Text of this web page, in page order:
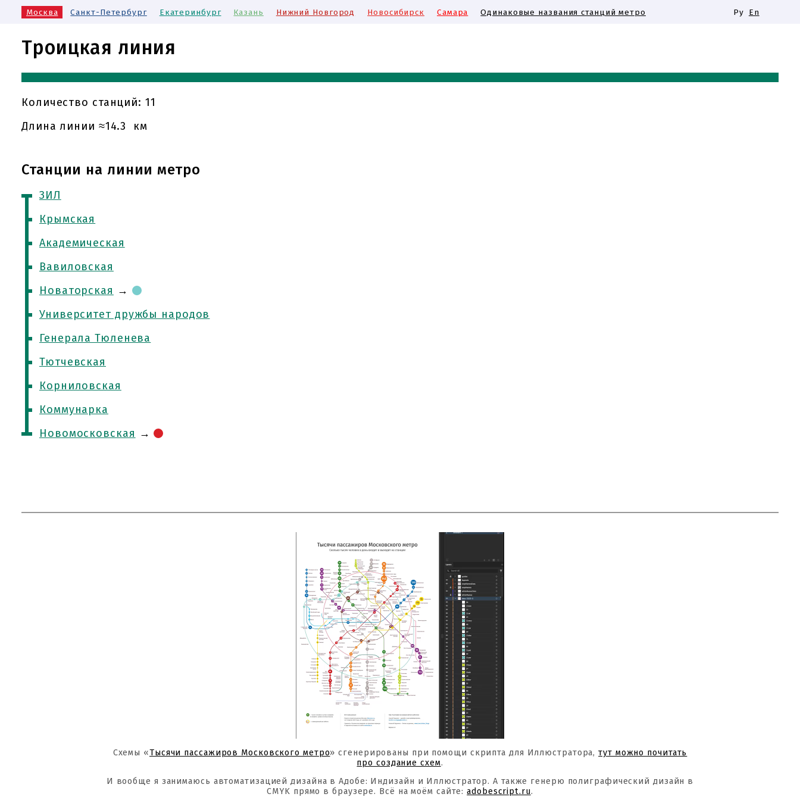
Москва Санкт-Петербург Екатеринбург Казань Нижний Новгород Новосибирск Самара Одинаковые названия станций метро Ру En
Троицкая линия
Количество станций: 11
Длина линии ≈14.3 км
Станции на линии метро
ЗИЛ
Крымская
Академическая
Вавиловская
Новаторская →
Университет дружбы народов
Генерала Тюленева
Тютчевская
Корниловская
Коммунарка
Новомосковская →
Схемы «Тысячи пассажиров Московского метро» сгенерированы при помощи скрипта для Иллюстратора,тут можно почитать
про создание схем.
И вообще я занимаюсь автоматизацией дизайна в Адобе: Индизайн и Иллюстратор. А также генерю полиграфический дизайн в
CMYK прямо в браузере. Всё на моём сайте:adobescript.ru.